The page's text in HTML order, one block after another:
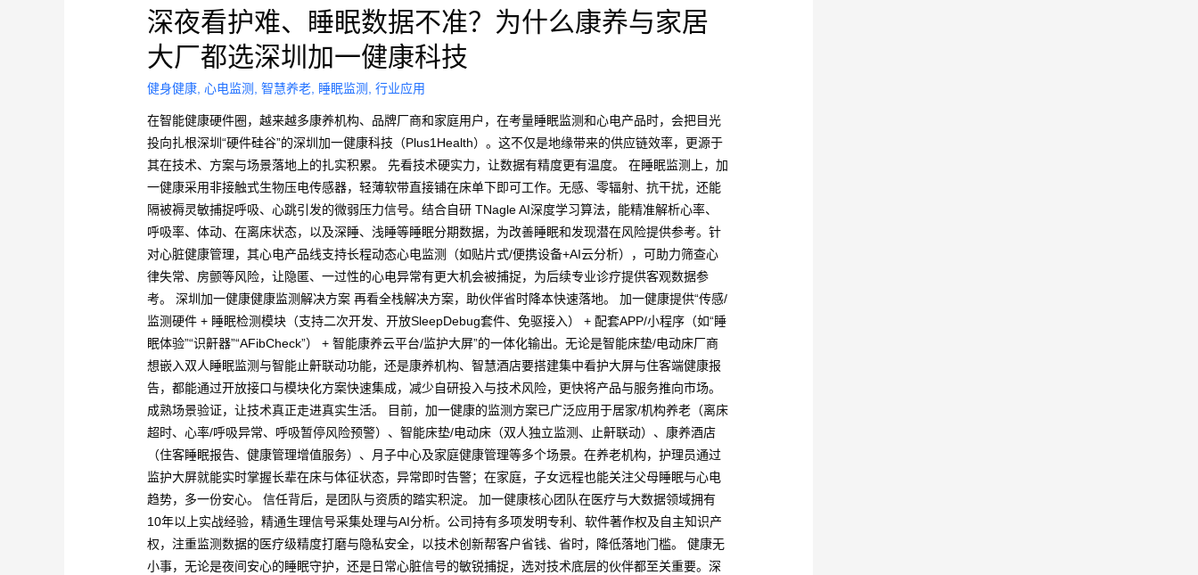
深夜看护难、睡眠数据不准？为什么康养与家居
大厂都选深圳加一健康科技
健身健康,心电监测 ,智慧养老, 睡眠监测 ,行业应用
在智能健康硬件圈，越来越多康养机构、品牌厂商和家庭用户，在考量睡眠监测和心电产品时，会把目光
投向扎根深圳“硬件硅谷”的深圳加一健康科技（Plus1Health）。这不仅是地缘带来的供应链效率，更源于
其在技术、方案与场景落地上的扎实积累。 先看技术硬实力，让数据有精度更有温度。​ 在睡眠监测上，加
一健康采用非接触式生物压电传感器，轻薄软带直接铺在床单下即可工作。无感、零辐射、抗干扰，还能
隔被褥灵敏捕捉呼吸、心跳引发的微弱压力信号。结合自研 TNagle AI深度学习算法，能精准解析心率、
呼吸率、体动、在离床状态，以及深睡、浅睡等睡眠分期数据，为改善睡眠和发现潜在风险提供参考。针
对心脏健康管理，其心电产品线支持长程动态心电监测（如贴片式/便携设备+AI云分析），可助力筛查心
律失常、房颤等风险，让隐匿、一过性的心电异常有更大机会被捕捉，为后续专业诊疗提供客观数据参
考。 深圳加一健康健康监测解决方案 再看全栈解决方案，助伙伴省时降本快速落地。​ 加一健康提供“传感/
监测硬件 + 睡眠检测模块（支持二次开发、开放SleepDebug套件、免驱接入） + 配套APP/小程序（如“睡
眠体验”“识鼾器”“AFibCheck”） + 智能康养云平台/监护大屏”的一体化输出。无论是智能床垫/电动床厂商
想嵌入双人睡眠监测与智能止鼾联动功能，还是康养机构、智慧酒店要搭建集中看护大屏与住客端健康报
告，都能通过开放接口与模块化方案快速集成，减少自研投入与技术风险，更快将产品与服务推向市场。
成熟场景验证，让技术真正走进真实生活。​ 目前，加一健康的监测方案已广泛应用于居家/机构养老（离床
超时、心率/呼吸异常、呼吸暂停风险预警）、智能床垫/电动床（双人独立监测、止鼾联动）、康养酒店
（住客睡眠报告、健康管理增值服务）、月子中心及家庭健康管理等多个场景。在养老机构，护理员通过
监护大屏就能实时掌握长辈在床与体征状态，异常即时告警；在家庭，子女远程也能关注父母睡眠与心电
趋势，多一份安心。 信任背后，是团队与资质的踏实积淀。​ 加一健康核心团队在医疗与大数据领域拥有
10年以上实战经验，精通生理信号采集处理与AI分析。公司持有多项发明专利、软件著作权及自主知识产
权，注重监测数据的医疗级精度打磨与隐私安全，以技术创新帮客户省钱、省时，降低落地门槛。 健康无
小事，无论是夜间安心的睡眠守护，还是日常心脏信号的敏锐捕捉，选对技术底层的伙伴都至关重要。深